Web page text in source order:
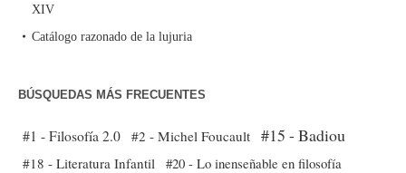
XIV
Catálogo razonado de la lujuria
BÚSQUEDAS MÁS FRECUENTES
#1 - Filosofía 2.0 #2 - Michel Foucault #15 - Badiou
#18 - Literatura Infantil #20 - Lo inenseñable en filosofía